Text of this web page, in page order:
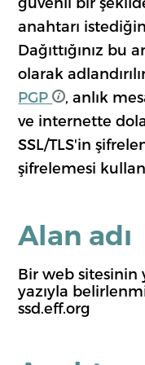
anahtarı
Dağıttığınız bu
olarak
PGP
, anlık
ve internette
SSL/TLS'in
şifrelemesi
Alan adı
Bir web sitesinin
yazıyla
ssd.eff.org